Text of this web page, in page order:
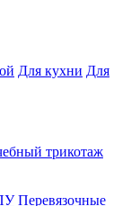
Для кухни Для
трикотаж
Перевязочные